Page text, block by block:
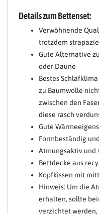
Details zum Bettenset:
Verwöhnende
trotzdem
Gute Alternative
oder Daune
Bestes
zu Baumwolle
zwischen den
diese rasch
Gute
Formbeständig
Atmungsaktiv und
Bettdecke aus
Kopfkissen mit
Hinweis: Um die
erhalten, sollte
verzichtet werden,